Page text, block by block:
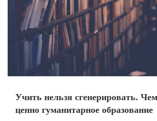
Учить нельзя сгенерировать.
ценно гуманитарное образование